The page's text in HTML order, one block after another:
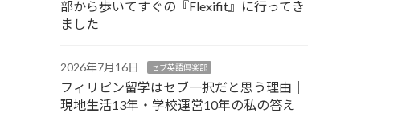
部から歩いてすぐの『Flexifit』に行ってき
ました
2026年7月16日 セブ英語倶楽部
フィリピン留学はセブ一択だと思う理由｜
現地生活13年・学校運営10年の私の答え